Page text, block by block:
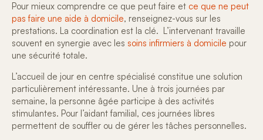
Pour mieux comprendre ce que peut faire et ce que ne peut
pas faire une aide à domicile, renseignez-vous sur les
prestations. La coordination est la clé. L’intervenant travaille
souvent en synergie avec les soins infirmiers à domicile pour
une sécurité totale.
L’accueil de jour en centre spécialisé constitue une solution
particulièrement intéressante. Une à trois journées par
semaine, la personne âgée participe à des activités
stimulantes. Pour l’aidant familial, ces journées libres
permettent de souffler ou de gérer les tâches personnelles.